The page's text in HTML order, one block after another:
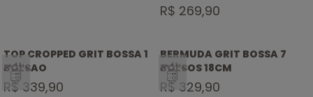
R$ 269,90
SELO
ATÉ
42KM
TOP CROPPED GRIT BOSSA 1
BOLSAO
R$ 339,90
SELO
ATÉ
42KM
BERMUDA GRIT BOSSA 7
BOLSOS 18CM
R$ 329,90